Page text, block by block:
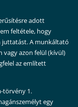
adott
feltétele, hogy
juttatást. A munkáltató
vagy azon felül (kívül)
az említett
törvény 1.
egy